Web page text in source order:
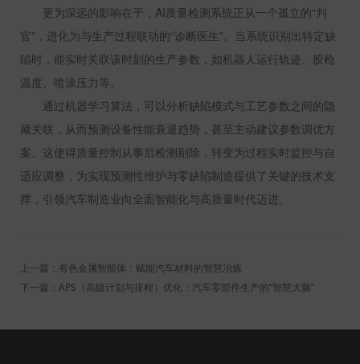
更为深远的影响在于， AI质量检测系统正从一个孤立的“判
官”，进化为与生产过程联动的“诊断医生”。当系统识别出特定缺
陷时，能实时关联该时刻的生产参数，如机器人运行轨迹、胶枪
温度、喷涂压力等。
通过机器学习算法，可以分析缺陷模式与工艺参数之间的隐
藏关联，从而预测设备性能衰退趋势，甚至主动建议参数调优方
案。这使得质量控制从事后检测剔除，转变为过程实时监控与自
适应调整，为实现预测性维护与零缺陷制造提供了关键的技术支
撑，引领汽车制造业向全面智能化与高质量时代迈进。
上一篇：有色金属智能体：赋能汽车材料的智慧冶炼
下一篇：APS（高级计划与排程）优化：汽车零部件生产的“智慧大脑”